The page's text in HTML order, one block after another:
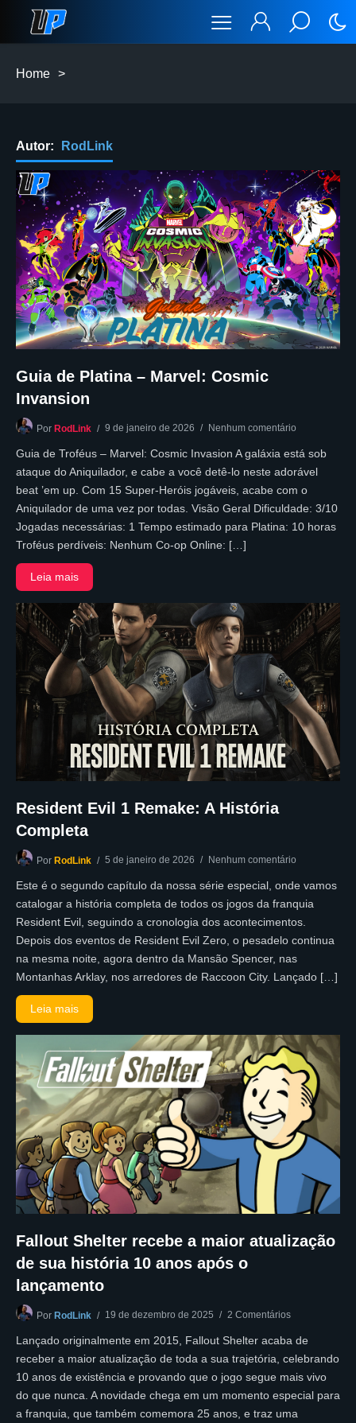
Home >
Autor: RodLink
Guia de Platina – Marvel: Cosmic
Invansion
Por RodLink 9 de janeiro de 2026 Nenhum comentário
Guia de Troféus – Marvel: Cosmic Invasion A galáxia está sob
ataque do Aniquilador, e cabe a você detê-lo neste adorável
beat ’em up. Com 15 Super-Heróis jogáveis, acabe com o
Aniquilador de uma vez por todas. Visão Geral Dificuldade: 3/10
Jogadas necessárias: 1 Tempo estimado para Platina: 10 horas
Troféus perdíveis: Nenhum Co-op Online: […]
Leia mais
Resident Evil 1 Remake: A História
Completa
Por RodLink 5 de janeiro de 2026 Nenhum comentário
Este é o segundo capítulo da nossa série especial, onde vamos
catalogar a história completa de todos os jogos da franquia
Resident Evil, seguindo a cronologia dos acontecimentos.
Depois dos eventos de Resident Evil Zero, o pesadelo continua
na mesma noite, agora dentro da Mansão Spencer, nas
Montanhas Arklay, nos arredores de Raccoon City. Lançado […]
Leia mais
Fallout Shelter recebe a maior atualização
de sua história 10 anos após o
lançamento
Por RodLink 19 de dezembro de 2025 2 Comentários
Lançado originalmente em 2015, Fallout Shelter acaba de
receber a maior atualização de toda a sua trajetória, celebrando
10 anos de existência e provando que o jogo segue mais vivo
do que nunca. A novidade chega em um momento especial para
a franquia, que também comemora 25 anos, e traz uma